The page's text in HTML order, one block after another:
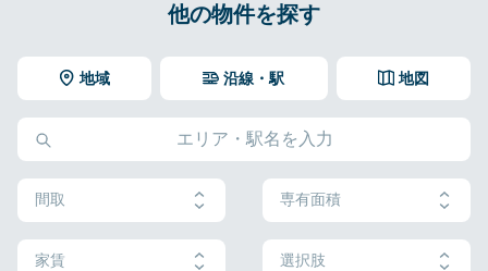
他の物件を探す
地域 地図
沿線・駅
間取 専有面積
家賃 選択肢